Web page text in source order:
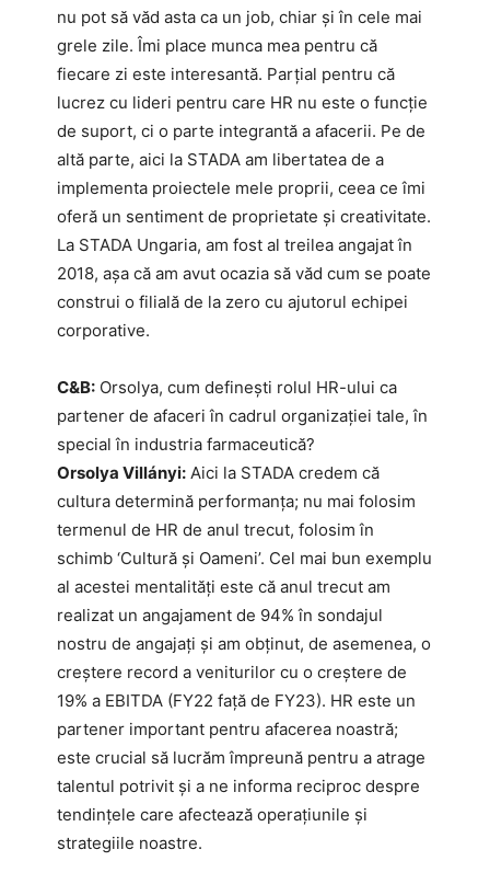
nu pot să văd asta ca un job, chiar și în cele mai
grele zile. Îmi place munca mea pentru că
fiecare zi este interesantă. Parțial pentru că
lucrez cu lideri pentru care HR nu este o funcție
de suport, ci o parte integrantă a afacerii. Pe de
altă parte, aici la STADA am libertatea de a
implementa proiectele mele proprii, ceea ce îmi
oferă un sentiment de proprietate și creativitate.
La STADA Ungaria, am fost al treilea angajat în
2018, așa că am avut ocazia să văd cum se poate
construi o filială de la zero cu ajutorul echipei
corporative.
C&B: Orsolya, cum definești rolul HR-ului ca
partener de afaceri în cadrul organizației tale, în
special în industria farmaceutică?
Orsolya Villányi: Aici la STADA credem că
cultura determină performanța; nu mai folosim
termenul de HR de anul trecut, folosim în
schimb ‘Cultură și Oameni’. Cel mai bun exemplu
al acestei mentalități este că anul trecut am
realizat un angajament de 94% în sondajul
nostru de angajați și am obținut, de asemenea, o
creștere record a veniturilor cu o creștere de
19% a EBITDA (FY22 față de FY23). HR este un
partener important pentru afacerea noastră;
este crucial să lucrăm împreună pentru a atrage
talentul potrivit și a ne informa reciproc despre
tendințele care afectează operațiunile și
strategiile noastre.